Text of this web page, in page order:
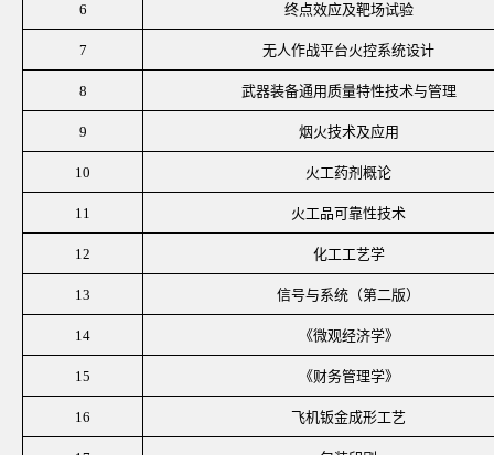
6 终点效应及靶场试验
7 无人作战平台火控系统设计
8 武器装备通用质量特性技术与管理
9 烟火技术及应用
10 火工药剂概论
11 火工品可靠性技术
12 化工工艺学
13 信号与系统（第二版）
14 《微观经济学》
15 《财务管理学》
16 飞机钣金成形工艺